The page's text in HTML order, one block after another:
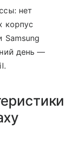
нет
корпус
Samsung
день —